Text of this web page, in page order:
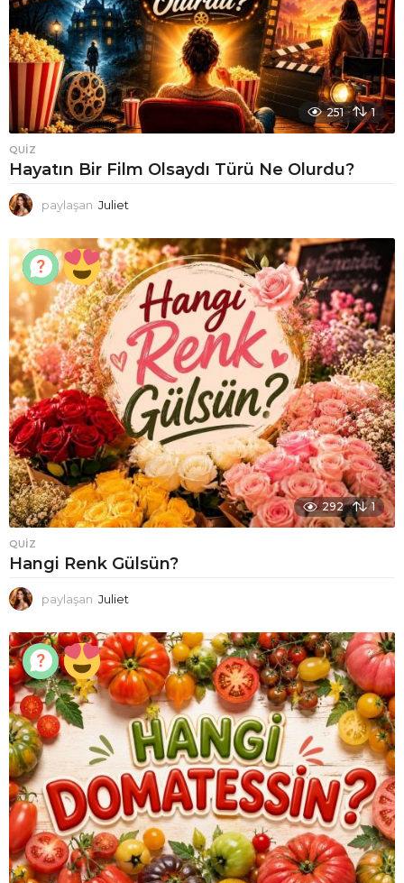
251 1
QUIZ
Hayatın Bir Film Olsaydı Türü Ne Olurdu?
paylaşan Juliet
292 1
QUIZ
Hangi Renk Gülsün?
paylaşan Juliet